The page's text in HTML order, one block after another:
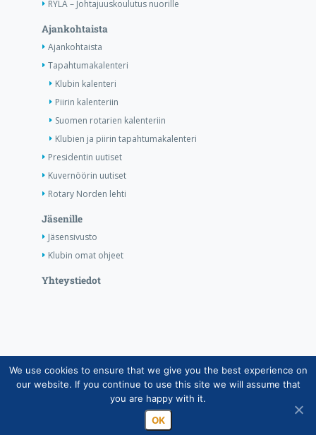
RYLA – Johtajuuskoulutus nuorille
Ajankohtaista
Ajankohtaista
Tapahtumakalenteri
Klubin kalenteri
Piirin kalenteriin
Suomen rotarien kalenteriin
Klubien ja piirin tapahtumakalenteri
Presidentin uutiset
Kuvernöörin uutiset
Rotary Norden lehti
Jäsenille
Jäsensivusto
Klubin omat ohjeet
Yhteystiedot
Copyright © Suomen Rotarypalvelu ry 2026 |
Jäsentietojärjestelmän tietosuojaseloste| Henkilötietojen
käsittely Rotarytoiminnassa
We use cookies to ensure that we give you the best experience on
our website. If you continue to use this site we will assume that
you are happy with it.
OK